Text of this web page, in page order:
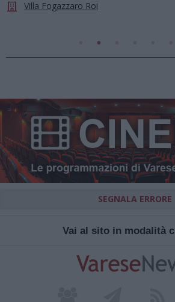
SEGNALA ERRORE
Vai al sito in modalità